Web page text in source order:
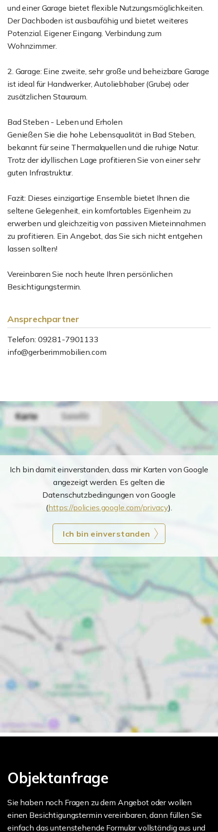
und einer Garage bietet flexible Nutzungsmöglichkeiten.
Der Dachboden ist ausbaufähig und bietet weiteres
Potenzial. Eigener Eingang. Verbindung zum
Wohnzimmer.
2. Garage: Eine zweite, sehr große und beheizbare Garage
ist ideal für Handwerker, Autoliebhaber (Grube) oder
zusätzlichen Stauraum.
Bad Steben - Leben und Erholen
Genießen Sie die hohe Lebensqualität in Bad Steben,
bekannt für seine Thermalquellen und die ruhige Natur.
Trotz der idyllischen Lage profitieren Sie von einer sehr
guten Infrastruktur.
Fazit: Dieses einzigartige Ensemble bietet Ihnen die
seltene Gelegenheit, ein komfortables Eigenheim zu
erwerben und gleichzeitig von passiven Mieteinnahmen
zu profitieren. Ein Angebot, das Sie sich nicht entgehen
lassen sollten!
Vereinbaren Sie noch heute Ihren persönlichen
Besichtigungstermin.
Ansprechpartner
Telefon: 09281-7901133
info@gerberimmobilien.com
Ich bin damit einverstanden, dass mir Karten von Google
angezeigt werden. Es gelten die
Datenschutzbedingungen von Google
(https://policies.google.com/privacy).
Ich bin einverstanden
Objektanfrage
Sie haben noch Fragen zu dem Angebot oder wollen
einen Besichtigungstermin vereinbaren, dann füllen Sie
einfach das untenstehende Formular vollständig aus und